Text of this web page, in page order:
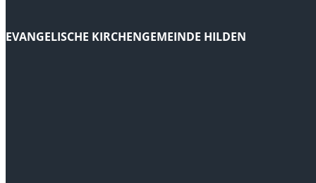
EVANGELISCHE KIRCHENGEMEINDE HILDEN